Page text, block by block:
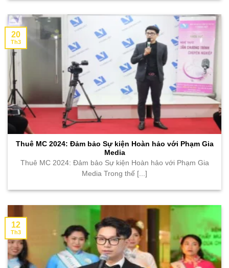
Thuê MC 2024: Đảm bảo Sự kiện Hoàn hảo với Phạm Gia
Media
Thuê MC 2024: Đảm bảo Sự kiện Hoàn hảo với Phạm Gia
Media Trong thế [...]
20
Th3
12
Th3